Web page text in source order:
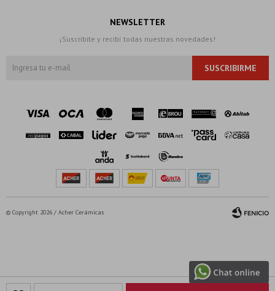
NEWSLETTER
¡Suscribite y recibí todas nuestras novedades!
SUSCRIBIRME
© Copyright 2026 / Acher Cerámicas